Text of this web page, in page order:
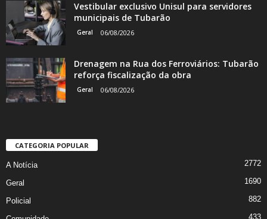
Vestibular exclusivo Unisul para servidores
municipais de Tubarão
Geral 06/08/2026
Drenagem na Rua dos Ferroviários: Tubarão
reforça fiscalização da obra
Geral 06/08/2026
CATEGORIA POPULAR
A Notícia 2772
Geral 1690
Policial 882
433